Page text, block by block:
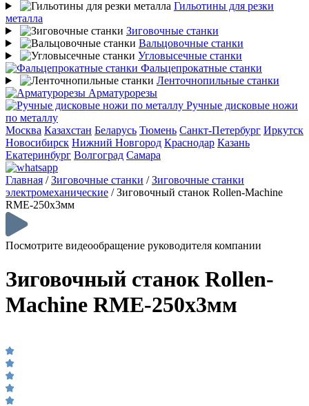
Гильотины для резки
металла
Зиговочные станки
Вальцовочные станки
Угловысечные станки
Фальцепрокатные станки
Ленточнопильные станки
Арматурорезы
Ручные дисковые ножи
по металлу
Москва Казахстан Беларусь Тюмень Санкт-Петербург Иркутск
Новосибирск Нижний Новгород Краснодар Казань
Екатеринбург Волгоград Самара
Главная /Зиговочные станки /Зиговочные станки
электромеханические /Зиговочный станок Rollen-Machine
RME-250х3мм
Посмотрите видеообращение руководителя компании
Зиговочный станок Rollen-
Machine RME-250х3мм